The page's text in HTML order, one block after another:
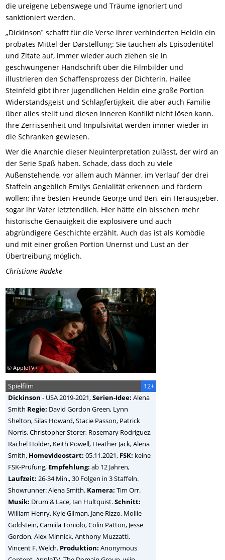
die ureigene Lebenswege und Träume ignoriert und
sanktioniert werden.
„Dickinson‟ schafft für die Verse ihrer verhinderten Heldin ein
probates Mittel der Darstellung: Sie tauchen als Episodentitel
und Zitate auf, immer wieder auch ziehen sie in
geschwungener Handschrift über die Filmbilder und
illustrieren den Schaffensprozess der Dichterin. Hailee
Steinfeld gibt ihrer jugendlichen Heldin eine große Portion
Widerstandsgeist und Schlagfertigkeit, die aber auch Familie
über alles stellt und diesen inneren Konflikt nicht lösen kann.
Ihre Zerrissenheit und Impulsivität werden immer wieder in
die Schranken gewiesen.
Wer die Anarchie dieser Neuinterpretation zulässt, der wird an
der Serie Spaß haben. Schade, dass doch zu viele
Außenstehende, vor allem auch Männer, im Verlauf der drei
Staffeln angeblich Emilys Genialität erkennen und fördern
wollen: ihre besten Freunde George und Ben, ein Herausgeber,
sogar ihr Vater letztendlich. Hier hätte ein bisschen mehr
historische Genauigkeit die explosivere und auch
abgründigere Geschichte erzählt. Auch das ist als Komödie
und mit einer großen Portion Unernst und Lust an der
Übertreibung möglich.
Christiane Radeke
© AppleTV+
12+
Spielfilm
Dickinson - USA2019-2021,Serien-Idee: Alena
Smith Regie: David Gordon Green, Lynn
Shelton, Silas Howard, Stacie Passon, Patrick
Norris, Christopher Storer, Rosemary Rodriguez,
Rachel Holder, Keith Powell, Heather Jack, Alena
Smith, Homevideostart: 05.11.2021, FSK: keine
FSK-Prüfung, Empfehlung: ab 12 Jahren,
Laufzeit: 26-34 Min., 30 Folgen in 3 Staffeln.
Showrunner: Alena Smith. Kamera: Tim Orr.
Musik: Drum & Lace, Ian Hultquist.Schnitt:
William Henry, Kyle Gilman, Jane Rizzo, Mollie
Goldstein, Camiila Toniolo, Colin Patton, Jesse
Gordon, Alex Minnick, Anthony Muzzatti,
Vincent F. Welch. Produktion: Anonymous